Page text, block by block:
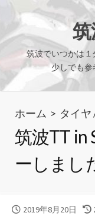
テ
ン
ツ
筑波でいつかは
少しでも
ホーム > タイヤ
筑波TT in
ーしまし
公
2019年8月20日